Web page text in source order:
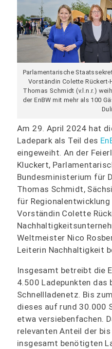
Parlamentarische
Vorständin Colette
Thomas Schmidt (v.l.n.r.)
der EnBW mit mehr als 100
Am 29. April 2024 hat
Ladepark als Teil des
eingeweiht. An der
Kluckert,
Bundesministerium für
Thomas Schmidt,
für Regionalentwicklung
Vorständin Colette
Weltmeister Nico
Leiterin Nachhaltigkeit
Insgesamt betreibt die
4.500 Ladepunkten
Schnellladenetz. Bis
dieses auf rund 30.000
etwa versiebenfachen.
relevanten Anteil der
insgesamt benötigten